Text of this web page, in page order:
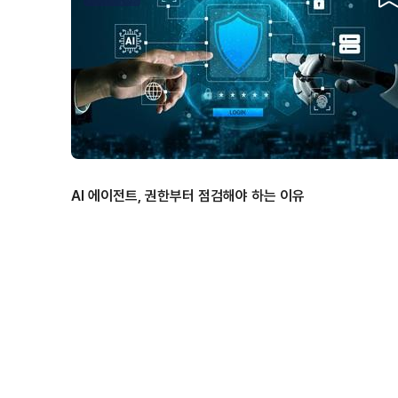
AI 에이전트, 권한부터 점검해야 하는 이유